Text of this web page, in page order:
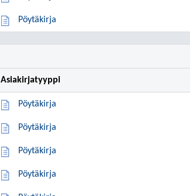
Pöytäkirja
Asiakirjatyyppi
Pöytäkirja
Pöytäkirja
Pöytäkirja
Pöytäkirja